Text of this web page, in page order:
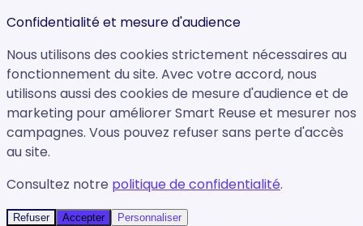
Confidentialité et mesure d'audience
Nous utilisons des cookies strictement nécessaires au
fonctionnement du site. Avec votre accord, nous
utilisons aussi des cookies de mesure d'audience et de
marketing pour améliorer Smart Reuse et mesurer nos
campagnes. Vous pouvez refuser sans perte d'accès
au site.
Consultez notre politique de confidentialité.
Refuser Accepter Personnaliser